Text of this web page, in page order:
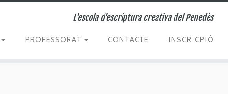
L'escola d'escriptura creativa del Penedès
PROFESSORAT CONTACTE INSCRICPIÓ